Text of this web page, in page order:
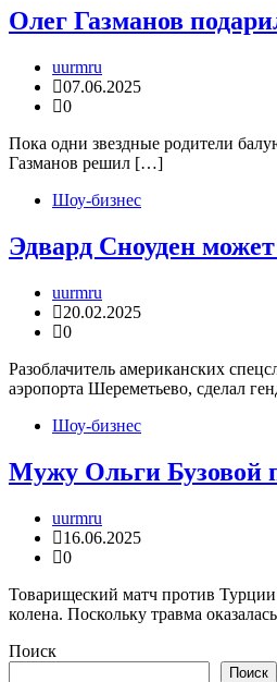
Олег Газманов
uurmru
07.06.2025
0
Пока одни звездные родители
Газманов решил […]
Шоу-бизнес
Эдвард Сноуден
uurmru
20.02.2025
0
Разоблачитель американских
аэропорта Шереметьево, сделал
Шоу-бизнес
Мужу Ольги Бузовой
uurmru
16.06.2025
0
Товарищеский матч против
колена. Поскольку травма
Поиск
Поиск